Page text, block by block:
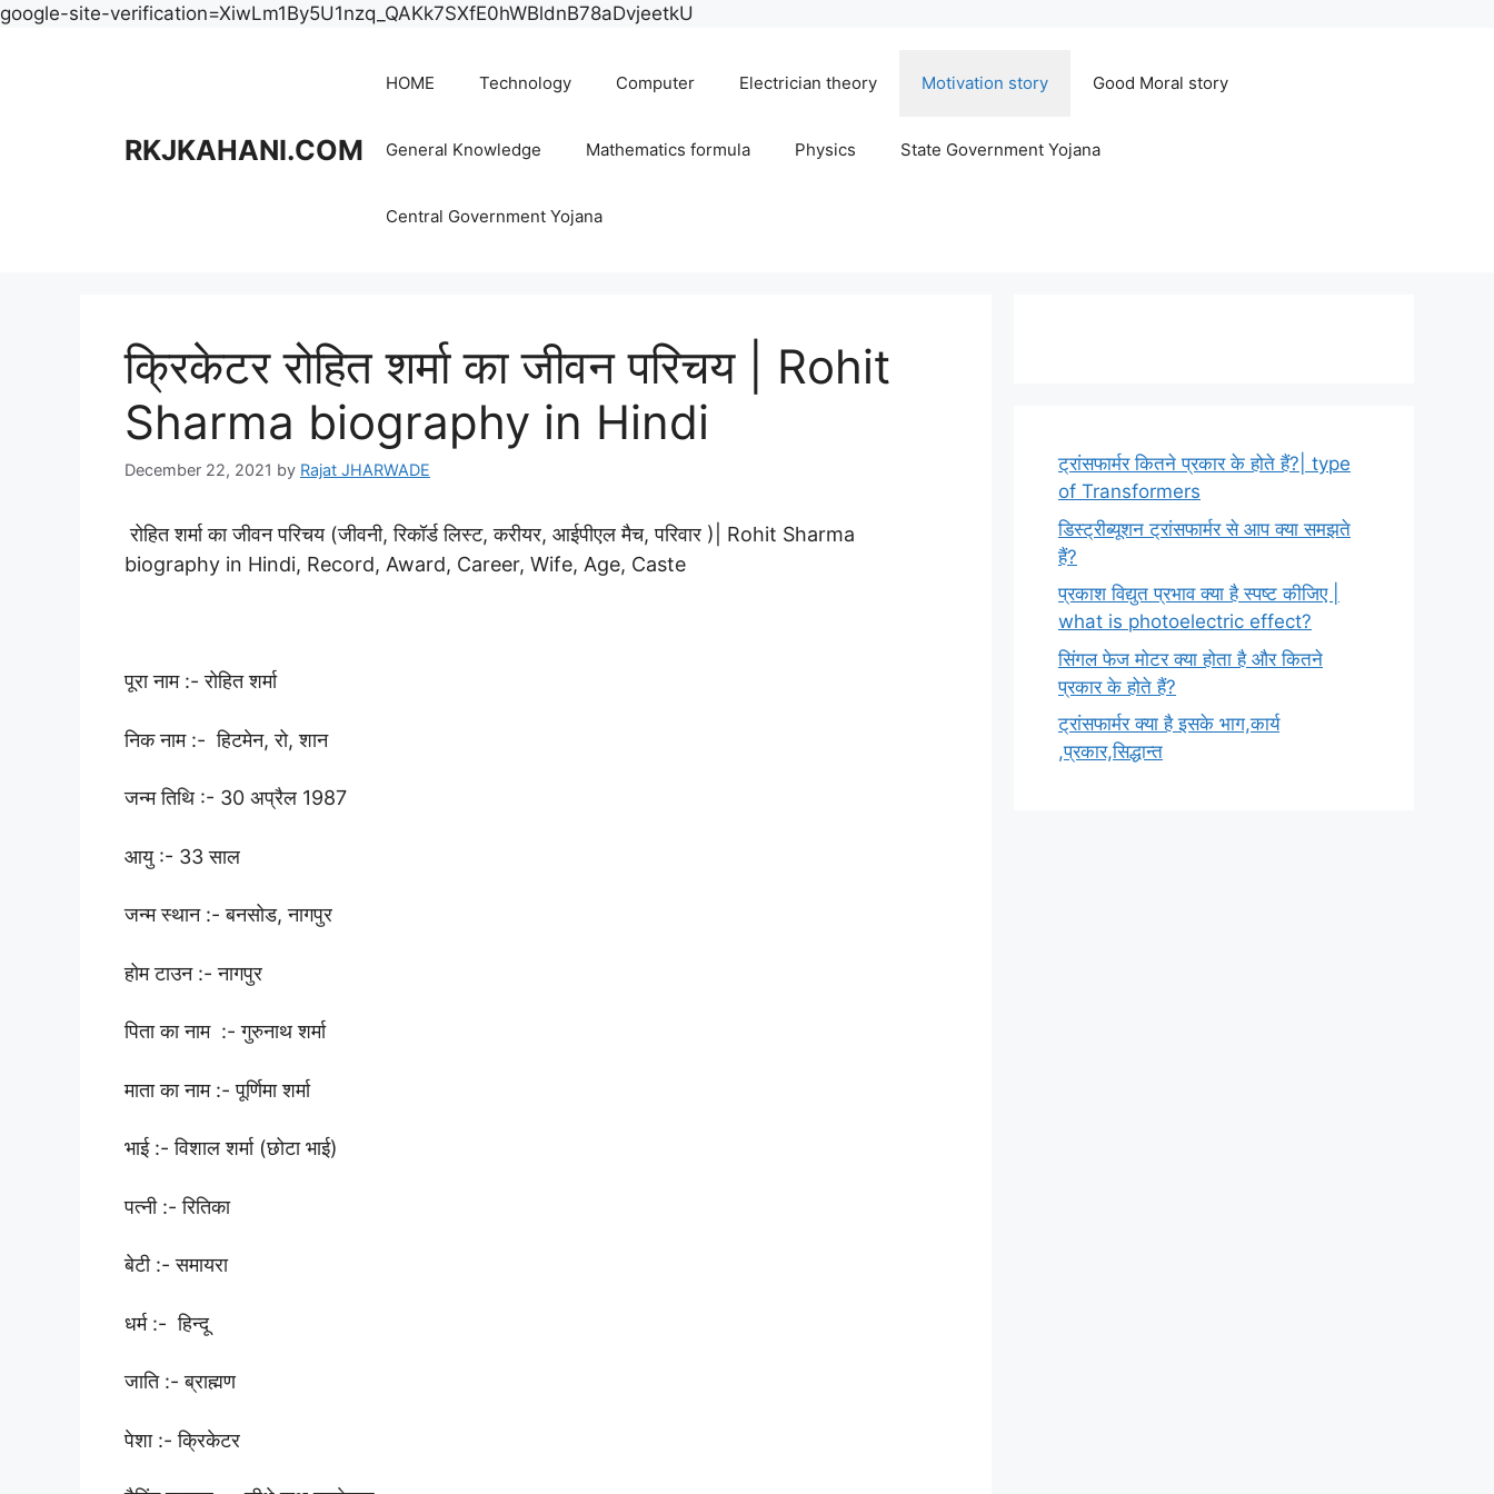
google-site-verification=XiwLm1By5U1nzq_QAKk7SXfE0hWBldnB78aDvjeetkU
RKJKAHANI.COM
HOME Technology Computer Electrician theory Motivation story Good Moral story
General Knowledge Mathematics formula Physics State Government Yojana
Central Government Yojana
क्रिकेटर रोहित शर्मा का जीवन परिचय | Rohit
Sharma biography in Hindi
December 22, 2021 by Rajat JHARWADE
रोहित शर्मा का जीवन परिचय (जीवनी, रिकॉर्ड लिस्ट, करीयर, आईपीएल मैच, परिवार )| Rohit Sharma
biography in Hindi, Record, Award, Career, Wife, Age, Caste
पूरा नाम :- रोहित शर्मा
निक नाम :- हिटमेन, रो, शान
जन्म तिथि :- 30 अप्रैल 1987
आयु :- 33 साल
जन्म स्थान :- बनसोड, नागपुर
होम टाउन :- नागपुर
पिता का नाम :- गुरुनाथ शर्मा
माता का नाम :- पूर्णिमा शर्मा
भाई :- विशाल शर्मा (छोटा भाई)
पत्नी :- रितिका
बेटी :- समायरा
धर्म :- हिन्दू
जाति :- ब्राह्मण
पेशा :- क्रिकेटर
ट्रांसफार्मर कितने प्रकार के होते हैं?| type
of Transformers
डिस्ट्रीब्यूशन ट्रांसफार्मर से आप क्या समझते
हैं?
प्रकाश विद्युत प्रभाव क्या है स्पष्ट कीजिए |
what is photoelectric effect?
सिंगल फेज मोटर क्या होता है और कितने
प्रकार के होते हैं?
ट्रांसफार्मर क्या है इसके भाग,कार्य
,प्रकार,सिद्धान्त